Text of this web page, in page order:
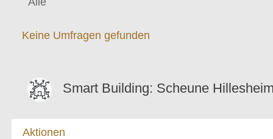
Keine Umfragen gefunden
Smart Building: Scheune
Aktionen